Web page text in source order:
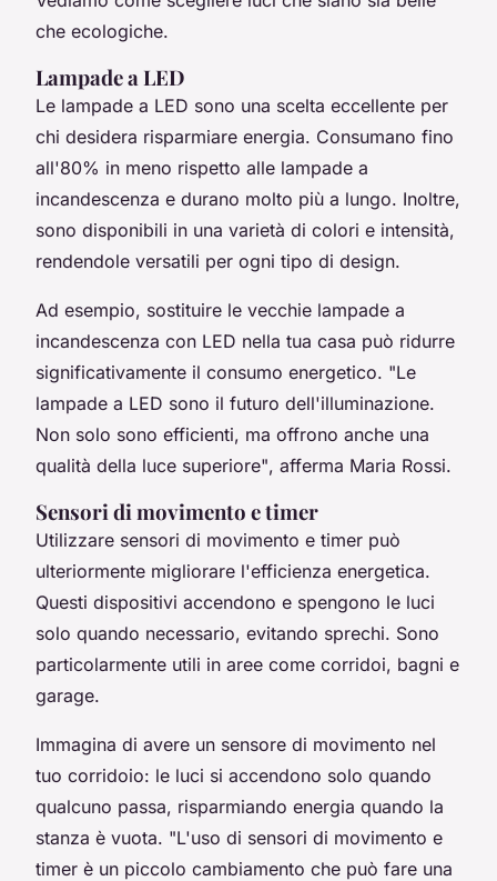
che ecologiche.
Lampade a LED
Le lampade a LED sono una scelta eccellente per
chi desidera risparmiare energia. Consumano fino
all'80% in meno rispetto alle lampade a
incandescenza e durano molto più a lungo. Inoltre,
sono disponibili in una varietà di colori e intensità,
rendendole versatili per ogni tipo di design.
Ad esempio, sostituire le vecchie lampade a
incandescenza con LED nella tua casa può ridurre
significativamente il consumo energetico. "Le
lampade a LED sono il futuro dell'illuminazione.
Non solo sono efficienti, ma offrono anche una
qualità della luce superiore", afferma Maria Rossi.
Sensori di movimento e timer
Utilizzare sensori di movimento e timer può
ulteriormente migliorare l'efficienza energetica.
Questi dispositivi accendono e spengono le luci
solo quando necessario, evitando sprechi. Sono
particolarmente utili in aree come corridoi, bagni e
garage.
Immagina di avere un sensore di movimento nel
tuo corridoio: le luci si accendono solo quando
qualcuno passa, risparmiando energia quando la
stanza è vuota. "L'uso di sensori di movimento e
timer è un piccolo cambiamento che può fare una